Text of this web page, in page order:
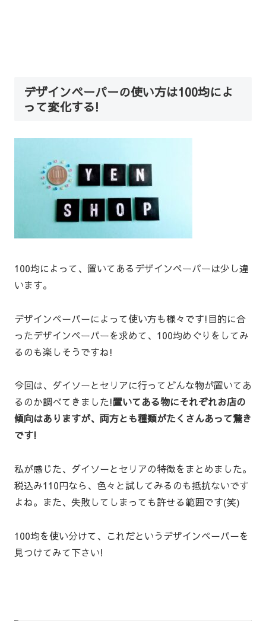
デザインペーパーの使い方は100均によ
って変化する!
100均によって、置いてあるデザインペーパーは少し違
います。
デザインペーパーによって使い方も様々です!目的に合
ったデザインペーパーを求めて、100均めぐりをしてみ
るのも楽しそうですね!
今回は、ダイソーとセリアに行ってどんな物が置いてあ
るのか調べてきました!置いてある物にそれぞれお店の
傾向はありますが、両方とも種類がたくさんあって驚き
です!
私が感じた、ダイソーとセリアの特徴をまとめました。
税込み110円なら、色々と試してみるのも抵抗ないです
よね。また、失敗してしまっても許せる範囲です(笑)
100均を使い分けて、これだというデザインペーパーを
見つけてみて下さい!